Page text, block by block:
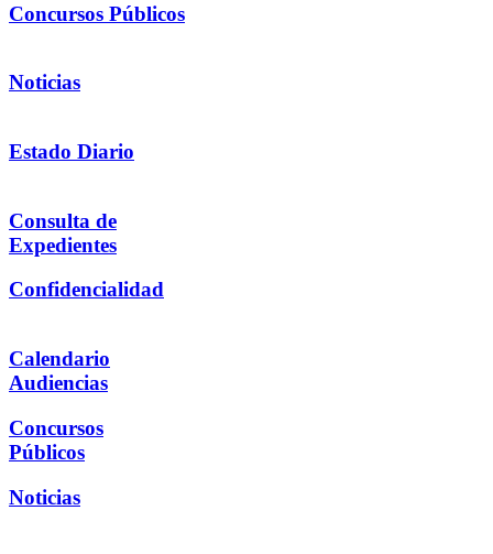
Concursos Públicos
Noticias
Estado Diario
Consulta de
Expedientes
Confidencialidad
Calendario
Audiencias
Concursos
Públicos
Noticias